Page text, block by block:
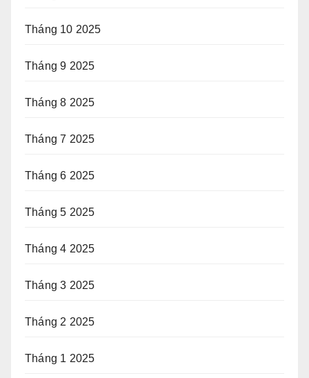
Tháng 10 2025
Tháng 9 2025
Tháng 8 2025
Tháng 7 2025
Tháng 6 2025
Tháng 5 2025
Tháng 4 2025
Tháng 3 2025
Tháng 2 2025
Tháng 1 2025